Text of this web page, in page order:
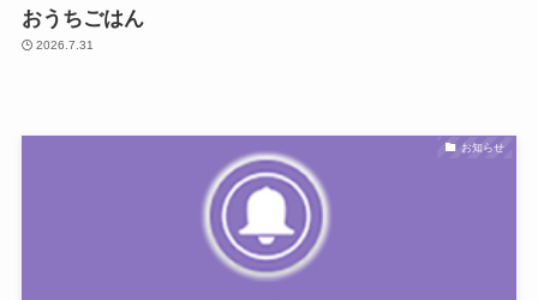
おうちごはん
2026.7.31
お知らせ